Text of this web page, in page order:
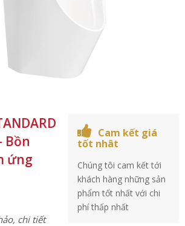
Bồn
ứng
chi tiết
Cam kết giá
tốt nhât
Chúng tôi cam kết tới
khách hàng những sản
phẩm tốt nhất với chi
phí thấp nhất